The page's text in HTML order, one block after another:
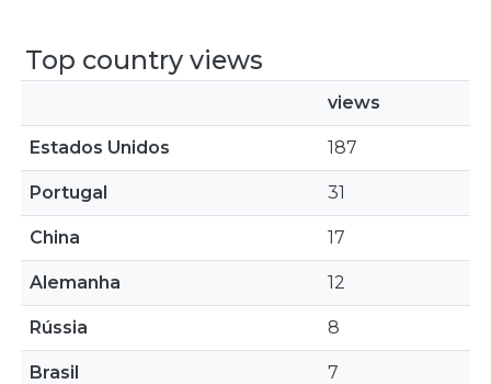
Top country views
views
Estados Unidos 187
Portugal 31
China 17
Alemanha 12
Rússia 8
Brasil 7